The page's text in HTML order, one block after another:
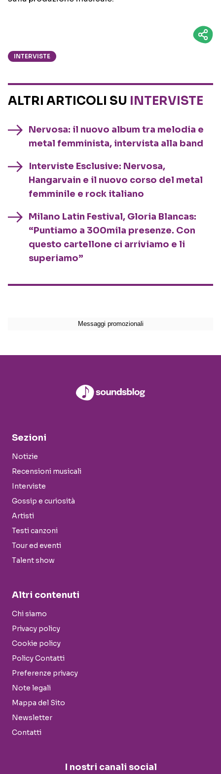
INTERVISTE
ALTRI ARTICOLI SU INTERVISTE
Nervosa: il nuovo album tra melodia e
metal femminista, intervista alla band
Interviste Esclusive: Nervosa,
Hangarvain e il nuovo corso del metal
femminile e rock italiano
Milano Latin Festival, Gloria Blancas:
“Puntiamo a 300mila presenze. Con
questo cartellone ci arriviamo e li
superiamo”
Sezioni
Notizie
Recensioni musicali
Interviste
Gossip e curiosità
Artisti
Testi canzoni
Tour ed eventi
Talent show
Altri contenuti
Chi siamo
Privacy policy
Cookie policy
Policy Contatti
Preferenze privacy
Note legali
Mappa del Sito
Newsletter
Contatti
I nostri canali social